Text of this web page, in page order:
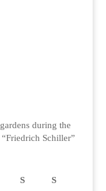
during the
Schiller”
S
S